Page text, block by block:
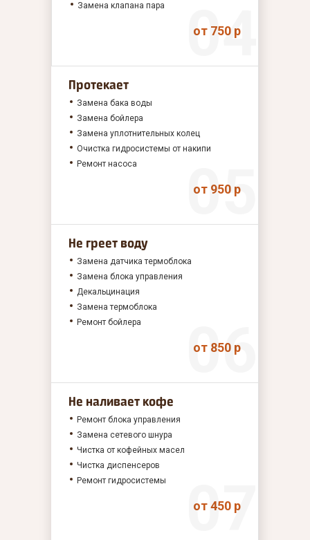
Замена клапана пара
от 750 р
Протекает
Замена бака воды
Замена бойлера
Замена уплотнительных колец
Очистка гидросистемы от накипи
Ремонт насоса
от 950 р
Не греет воду
Замена датчика термоблока
Замена блока управления
Декальцинация
Замена термоблока
Ремонт бойлера
от 850 р
Не наливает кофе
Ремонт блока управления
Замена сетевого шнура
Чистка от кофейных масел
Чистка диспенсеров
Ремонт гидросистемы
от 450 р